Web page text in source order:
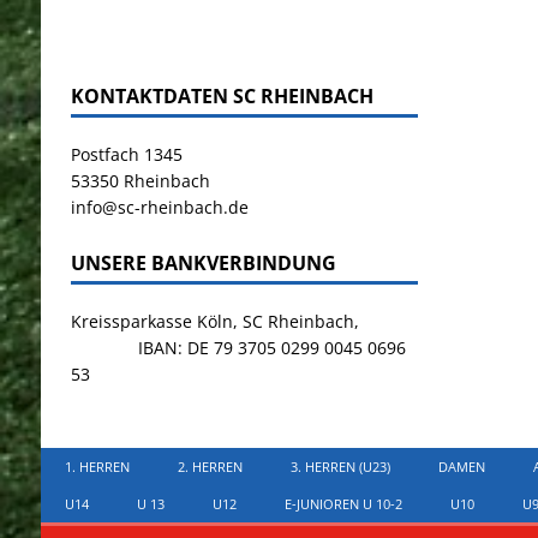
KONTAKTDATEN SC RHEINBACH
Postfach 1345
53350 Rheinbach
info@sc-rheinbach.de
UNSERE BANKVERBINDUNG
Kreissparkasse Köln, SC Rheinbach,
IBAN: DE 79 3705 0299 0045 0696
53
1. HERREN 2. HERREN 3. HERREN (U23) DAMEN
U14 U 13 U12 E-JUNIOREN U 10-2 U10 U9